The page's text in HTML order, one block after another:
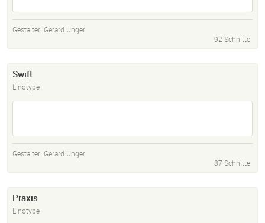
Gestalter: Gerard Unger
92 Schnitte
Swift
Linotype
Gestalter: Gerard Unger
87 Schnitte
Praxis
Linotype